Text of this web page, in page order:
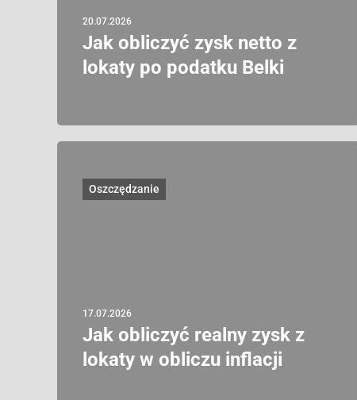
20.07.2026
Jak obliczyć zysk netto z
lokaty po podatku Belki
Oszczędzanie
17.07.2026
Jak obliczyć realny zysk z
lokaty w obliczu inflacji